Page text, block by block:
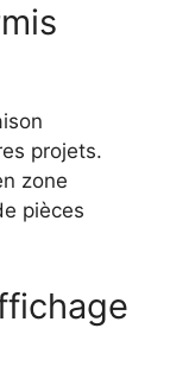
projets.
zone
pièces